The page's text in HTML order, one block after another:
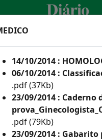
aqui os
14/10/2014 :
06/10/2014 :
.pdf (37Kb)
23/09/2014 : Caderno
.pdf (79Kb)
23/09/2014 : Gabarito